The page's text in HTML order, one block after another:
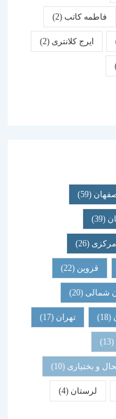
کاتب(2)
کلانتری (2)
(26)
(20)
تهران
(10)
(4)